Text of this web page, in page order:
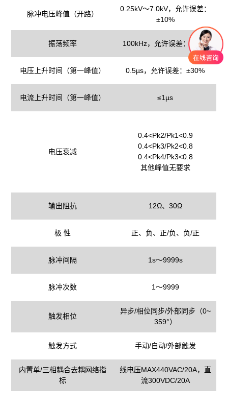
脉冲电压峰值（开路）
0.25kV～7.0kV，允许误差：
±10%
振荡频率 100kHz，允许误差：±10%
电压上升时间（第一峰值） 0.5µs，允许误差：±30%
电流上升时间（第一峰值） ≤1µs
电压衰减
0.4<Pk2/Pk1<0.9
0.4<Pk3/Pk2<0.8
0.4<Pk4/Pk3<0.8
其他峰值无要求
输出阻抗 12Ω、30Ω
极 性 正、负、正/负、负/正
脉冲间隔 1s～9999s
脉冲次数 1～9999
触发相位
异步/相位同步/外部同步（0~
359°）
触发方式 手动/自动/外部触发
内置单/三相耦合去耦网络指
标
线电压MAX440VAC/20A，直
流300VDC/20A